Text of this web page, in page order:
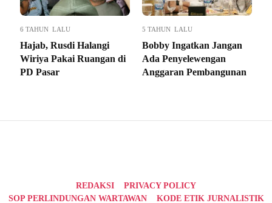
6 TAHUN LALU
Hajab, Rusdi Halangi
Wiriya Pakai Ruangan di
PD Pasar
5 TAHUN LALU
Bobby Ingatkan Jangan
Ada Penyelewengan
Anggaran Pembangunan
REDAKSI
PRIVACY POLICY
SOP PERLINDUNGAN WARTAWAN
KODE ETIK JURNALISTIK